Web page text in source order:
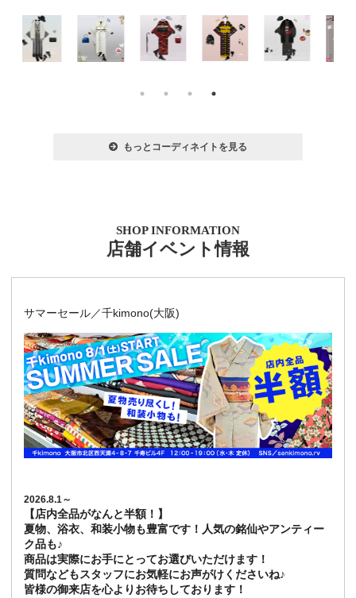
もっとコーディネイトを見る
SHOP INFORMATION
店舗イベント情報
サマーセール／千kimono(大阪)
2026.8.1～
【店内全品がなんと半額！】
夏物、浴衣、和装小物も豊富です！人気の銘仙やアンティー
ク品も♪
商品は実際にお手にとってお選びいただけます！
質問などもスタッフにお気軽にお声がけくださいね♪
皆様の御来店を心よりお待ちしております！